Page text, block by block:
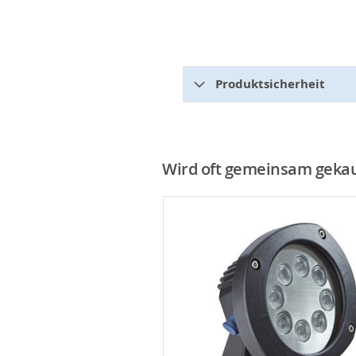
Produktsicherheit
Wird oft gemeinsam